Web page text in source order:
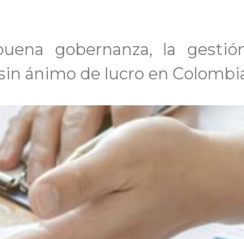
gobernanza, la
ánimo de lucro en